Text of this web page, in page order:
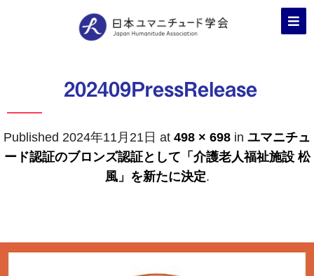
202409PressRelease
Published 2024年11月21日 at 498 × 698 in ユマニチュ
ード認証のブロンズ認証として「介護老人福祉施設 松
風」を新たに決定.